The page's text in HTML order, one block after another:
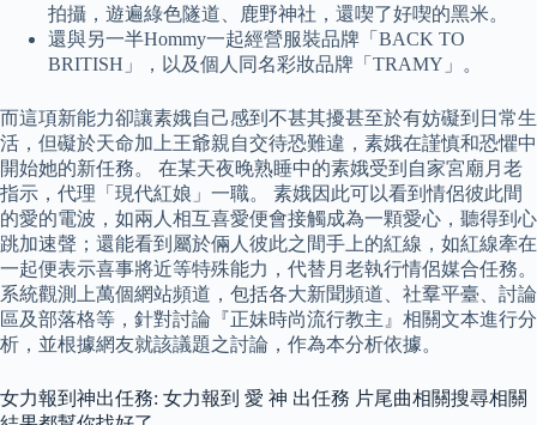
拍攝，遊遍綠色隧道、鹿野神社，還喫了好喫的黑米。
還與另一半Hommy一起經營服裝品牌「BACK TO
BRITISH」，以及個人同名彩妝品牌「TRAMY」。
而這項新能力卻讓素娥自己感到不甚其擾甚至於有妨礙到日常生
活，但礙於天命加上王爺親自交待恐難違，素娥在謹慎和恐懼中
開始她的新任務。 在某天夜晚熟睡中的素娥受到自家宮廟月老
指示，代理「現代紅娘」一職。 素娥因此可以看到情侶彼此間
的愛的電波，如兩人相互喜愛便會接觸成為一顆愛心，聽得到心
跳加速聲；還能看到屬於倆人彼此之間手上的紅線，如紅線牽在
一起便表示喜事將近等特殊能力，代替月老執行情侶媒合任務。
系統觀測上萬個網站頻道，包括各大新聞頻道、社羣平臺、討論
區及部落格等，針對討論『正妹時尚流行教主』相關文本進行分
析，並根據網友就該議題之討論，作為本分析依據。
女力報到神出任務: 女力報到 愛 神 出任務 片尾曲相關搜尋相關